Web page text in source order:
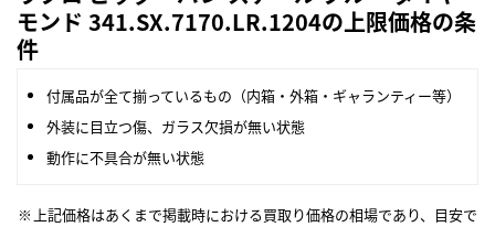
モンド 341.SX.7170.LR.1204の上限価格の条
件
付属品が全て揃っているもの（内箱・外箱・ギャランティー等）
外装に目立つ傷、ガラス欠損が無い状態
動作に不具合が無い状態
上記価格はあくまで掲載時における買取り価格の相場であり、目安で